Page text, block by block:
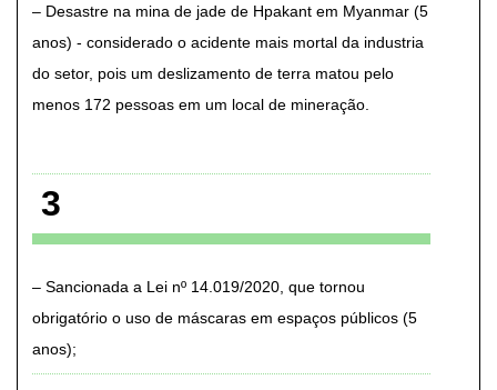
Desastre na mina de jade de Hpakant em Myanmar (5
anos) - considerado o acidente mais mortal da industria
do setor, pois um deslizamento de terra matou pelo
menos 172 pessoas em um local de mineração
3
Sancionada a Lei nº 14.019/2020, que tornou
obrigatório o uso de máscaras em espaços públicos (5
anos)